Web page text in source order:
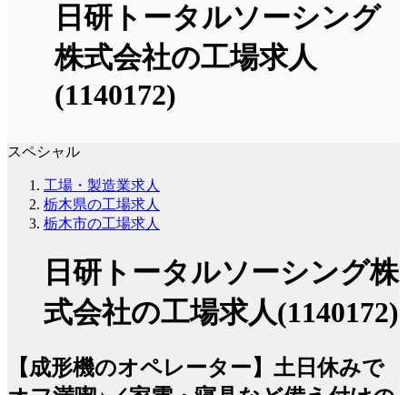
日研トータルソーシング
株式会社の工場求人
(1140172)
スペシャル
工場・製造業求人
栃木県の工場求人
栃木市の工場求人
日研トータルソーシング株
式会社の工場求人(1140172)
【成形機のオペレーター】土日休みで